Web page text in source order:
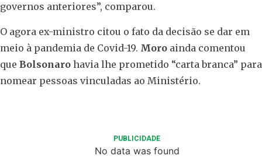
governos anteriores”, comparou.
O agora ex-ministro citou o fato da decisão se dar em
meio à pandemia de Covid-19. Moro ainda comentou
que Bolsonaro havia lhe prometido “carta branca” para
nomear pessoas vinculadas ao Ministério.
PUBLICIDADE
No data was found